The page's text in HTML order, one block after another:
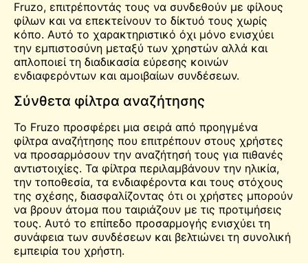
Fruzo, επιτρέποντάς τους να συνδεθούν με φίλους
φίλων και να επεκτείνουν το δίκτυό τους χωρίς
κόπο. Αυτό το χαρακτηριστικό όχι μόνο ενισχύει
την εμπιστοσύνη μεταξύ των χρηστών αλλά και
απλοποιεί τη διαδικασία εύρεσης κοινών
ενδιαφερόντων και αμοιβαίων συνδέσεων.
Σύνθετα φίλτρα αναζήτησης
Το Fruzo προσφέρει μια σειρά από προηγμένα
φίλτρα αναζήτησης που επιτρέπουν στους χρήστες
να προσαρμόσουν την αναζήτησή τους για πιθανές
αντιστοιχίες. Τα φίλτρα περιλαμβάνουν την ηλικία,
την τοποθεσία, τα ενδιαφέροντα και τους στόχους
της σχέσης, διασφαλίζοντας ότι οι χρήστες μπορούν
να βρουν άτομα που ταιριάζουν με τις προτιμήσεις
τους. Αυτό το επίπεδο προσαρμογής ενισχύει τη
συνάφεια των συνδέσεων και βελτιώνει τη συνολική
εμπειρία του χρήστη.